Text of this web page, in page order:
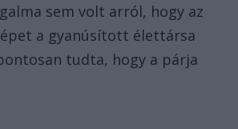
sem volt arról, hogy az
a gyanúsított élettársa
tudta, hogy a párja